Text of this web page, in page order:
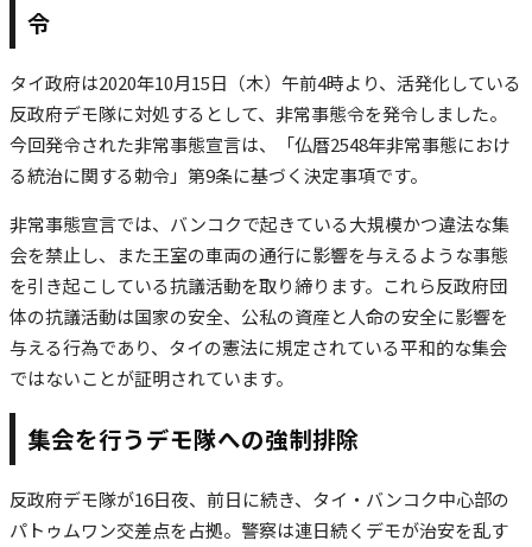
令
タイ政府は2020年10月15日（木）午前4時より、活発化している
反政府デモ隊に対処するとして、非常事態令を発令しました。
今回発令された非常事態宣言は、「仏暦2548年非常事態におけ
る統治に関する勅令」第9条に基づく決定事項です。
非常事態宣言では、バンコクで起きている大規模かつ違法な集
会を禁止し、また王室の車両の通行に影響を与えるような事態
を引き起こしている抗議活動を取り締ります。これら反政府団
体の抗議活動は国家の安全、公私の資産と人命の安全に影響を
与える行為であり、タイの憲法に規定されている平和的な集会
ではないことが証明されています。
集会を行うデモ隊への強制排除
反政府デモ隊が16日夜、前日に続き、タイ・バンコク中心部の
パトゥムワン交差点を占拠。警察は連日続くデモが治安を乱す